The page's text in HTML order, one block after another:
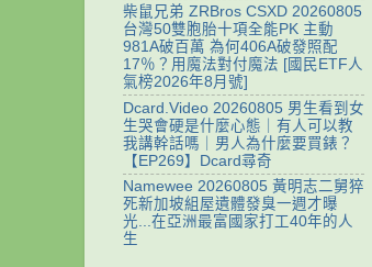
柴鼠兄弟 ZRBros CSXD 20260805
台灣50雙胞胎十項全能PK 主動
981A破百萬 為何406A破發照配
17％？用魔法對付魔法 [國民ETF人
氣榜2026年8月號]
Dcard.Video 20260805 男生看到女
生哭會硬是什麼心態｜有人可以教
我講幹話嗎｜男人為什麼要買錶？
【EP269】Dcard尋奇
Namewee 20260805 黃明志二舅猝
死新加坡組屋遺體發臭一週才曝
光...在亞洲最富國家打工40年的人
生